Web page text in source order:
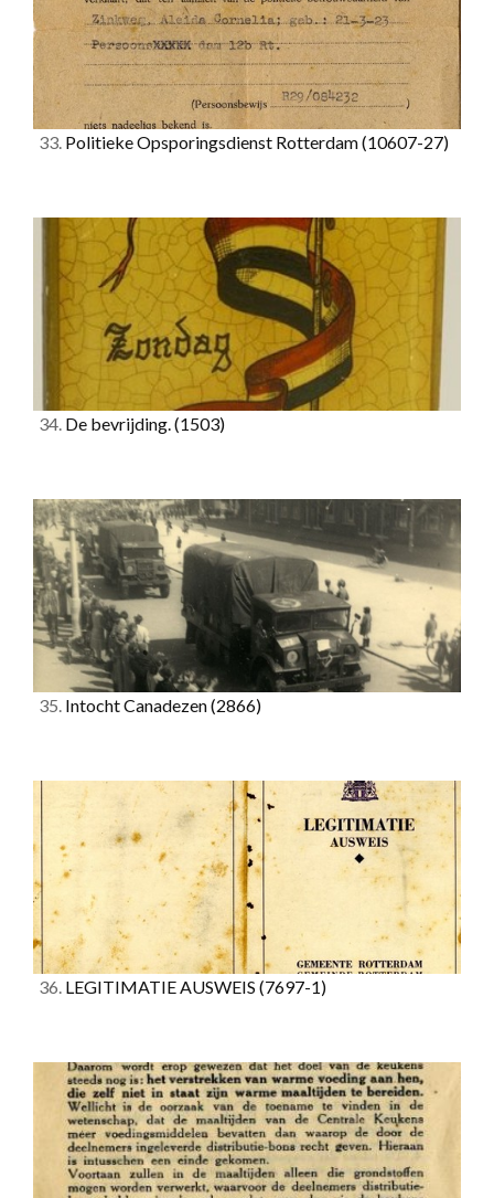
33. Politieke Opsporingsdienst Rotterdam(10607-27)
34. De bevrijding.(1503)
35. Intocht Canadezen(2866)
36. LEGITIMATIE AUSWEIS (7697-1)